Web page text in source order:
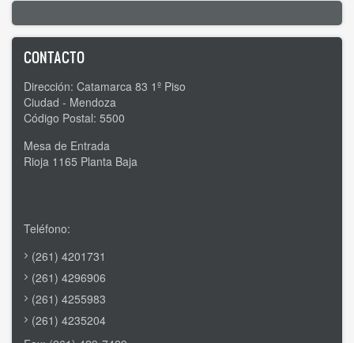
CONTACTO
Dirección: Catamarca 83 1º Piso
Ciudad - Mendoza
Código Postal: 5500
Mesa de Entrada
Rioja 1165 Planta Baja
Teléfono:
(261) 4201731
(261) 4296906
(261) 4255983
(261) 4235204